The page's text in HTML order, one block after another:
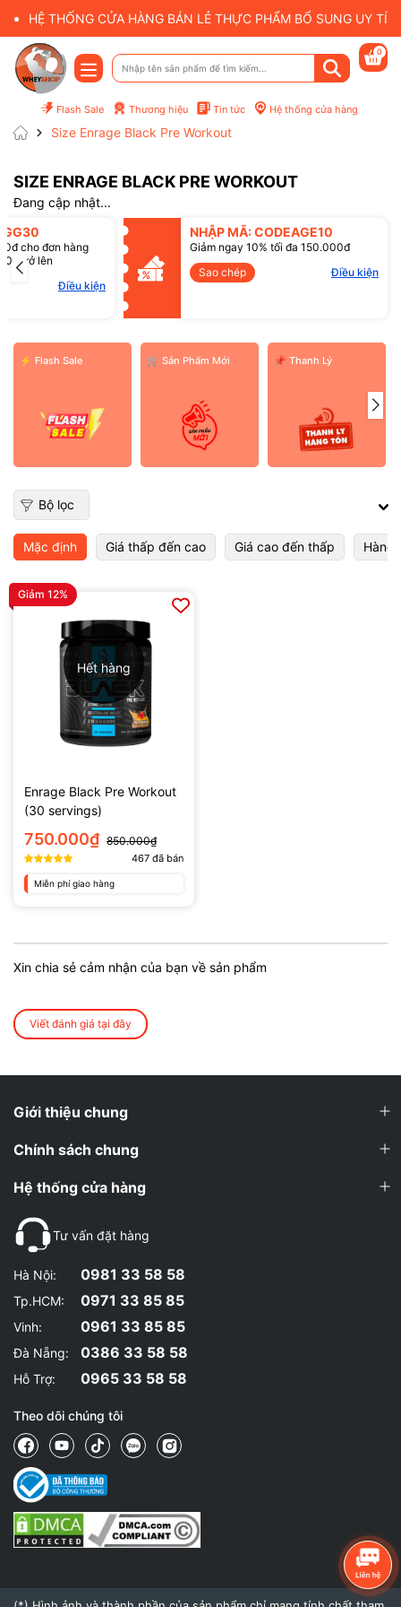
HỆ THỐNG CỬA HÀNG BÁN LẺ THỰC PHẨM BỔ SUNG UY
Flash Sale Thương hiệu Tin tức Hệ thống cửa hàng
0
Size Enrage Black Pre Workout
SIZE ENRAGE BLACK PRE WORKOUT
Đang cập nhật...
cho đơn hàng
trở lên
Điều kiện
NHẬP MÃ: CODEAGE10
Giảm ngay 10% tối đa 150.000đ
Sao chép
Điều kiện
Mã giảm giá:
Điều kiện:
⚡ Flash Sale ️🛒 Sản Phẩm Mới 📌 Thanh Lý
Bộ lọc
Mặc định Giá thấp đến cao Giá cao đến thấp Hàng
Hết hàng
Giảm 12%
Enrage Black Pre Workout
(30 servings)
750.000₫ 850.000₫
467 đã bán
Miễn phí giao hàng
Xin chia sẻ cảm nhận của bạn về sản phẩm
Viết đánh giá tại đây
Giới thiệu chung
Chính sách chung
Hệ thống cửa hàng
Tư vấn đặt hàng
Hà Nội: 0981 33 58 58
Tp.HCM: 0971 33 85 85
Vinh: 0961 33 85 85
Đà Nẵng: 0386 33 58 58
Hỗ Trợ: 0965 33 58 58
Theo dõi chúng tôi